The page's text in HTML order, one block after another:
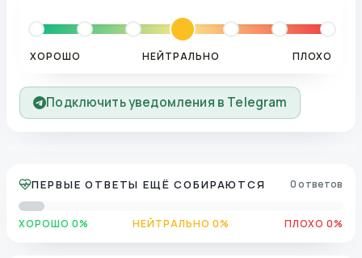
ХОРОШО НЕЙТРАЛЬНО ПЛОХО
Подключить уведомления в Telegram
ПЕРВЫЕ ОТВЕТЫ ЕЩЁ СОБИРАЮТСЯ 0 ответов
ХОРОШО 0% НЕЙТРАЛЬНО 0% ПЛОХО 0%